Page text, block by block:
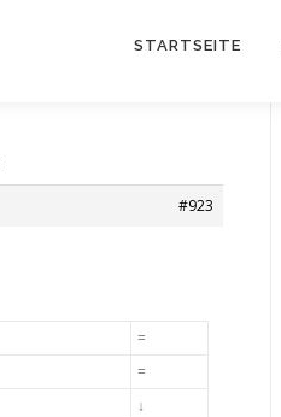
STARTSEITE
#923
=
=
↓